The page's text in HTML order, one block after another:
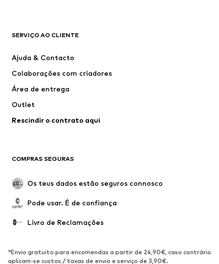
Casacos
Roupa interior
Fatos e Blazers
Sobretudos
Roupa de banho
Ocasiões
Upcycling
Novidades
Sapatos
Sapatos abertos
Exclusivo
DESPORTO
Sapatilhas de desporto
Mochilas e Sacos de desporto
SERVIÇO AO CLIENTE
Ajuda & Contacto
Colaborações com criadores
Área de entrega
Outlet
Rescindir o contrato aqui
COMPRAS SEGURAS
Os teus dados estão seguros connosco
Pode usar. É de confiança
Livro de Reclamações
*Envio gratuito para encomendas a partir de 24,90€, caso contrário
aplicam-se custos / taxas de envio e serviço de 3,90€.